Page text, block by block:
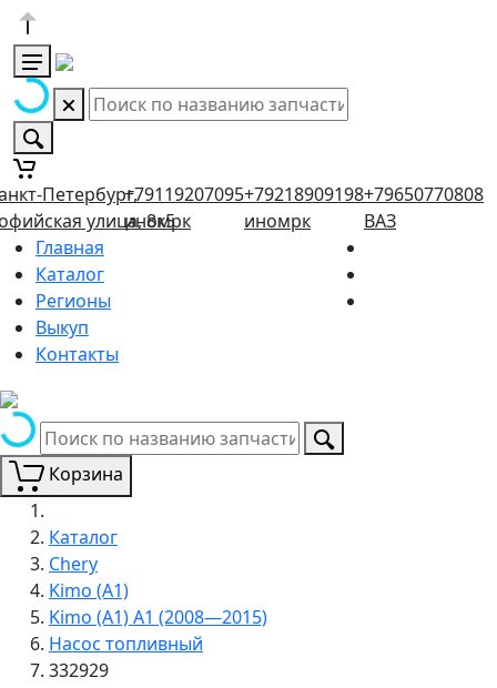
Петербург,
улица, 8к5
+79119207095
иномрк
+79218909198
иномрк
+79650770808
ВАЗ
Главная
Каталог
Регионы
Выкуп
Контакты
Корзина
Каталог
Chery
Kimo (A1)
Kimo (A1) A1 (2008—2015)
Насос топливный
332929